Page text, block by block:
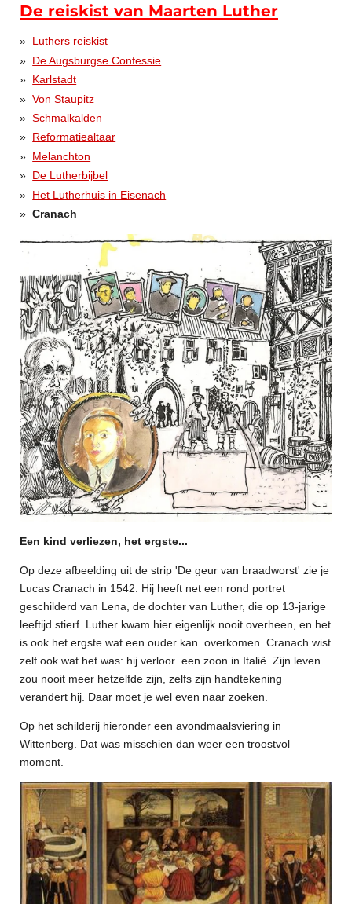
De reiskist van Maarten Luther
Luthers reiskist
De Augsburgse Confessie
Karlstadt
Von Staupitz
Schmalkalden
Reformatiealtaar
Melanchton
De Lutherbijbel
Het Lutherhuis in Eisenach
Cranach
Een kind verliezen, het ergste...
Op deze afbeelding uit de strip 'De geur van braadworst' zie je
Lucas Cranach in 1542. Hij heeft net een rond portret
geschilderd van Lena, de dochter van Luther, die op 13-jarige
leeftijd stierf. Luther kwam hier eigenlijk nooit overheen, en het
is ook het ergste wat een ouder kan overkomen. Cranach wist
zelf ook wat het was: hij verloor een zoon in Italië. Zijn leven
zou nooit meer hetzelfde zijn, zelfs zijn handtekening
verandert hij. Daar moet je wel even naar zoeken.
Op het schilderij hieronder een avondmaalsviering in
Wittenberg. Dat was misschien dan weer een troostvol
moment.